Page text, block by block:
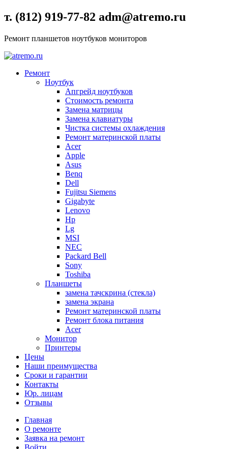
т. (812) 919-77-82 adm@atremo.ru
Ремонт планшетов ноутбуков мониторов
Ремонт
Ноутбук
Апгрейд ноутбуков
Стоимость ремонта
Замена матрицы
Замена клавиатуры
Чистка системы охлаждения
Ремонт материнской платы
Acer
Apple
Asus
Benq
Dell
Fujitsu Siemens
Gigabyte
Lenovo
Hp
Lg
MSI
NEC
Packard Bell
Sony
Toshiba
Планшеты
замена тачскрина (стекла)
замена экрана
Ремонт материнской платы
Ремонт блока питания
Acer
Монитор
Принтеры
Цены
Наши преимущества
Сроки и гарантии
Контакты
Юр. лицам
Отзывы
Главная
О ремонте
Заявка на ремонт
Войти